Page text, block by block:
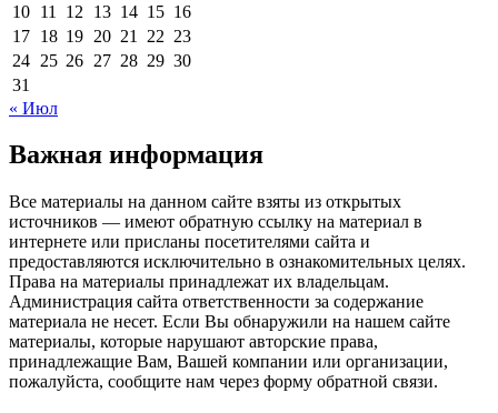
10 11 12 13 14 15 16
17 18 19 20 21 22 23
24 25 26 27 28 29 30
31
« Июл
Важная информация
Все материалы на данном сайте взяты из открытых
источников — имеют обратную ссылку на материал в
интернете или присланы посетителями сайта и
предоставляются исключительно в ознакомительных целях.
Права на материалы принадлежат их владельцам.
Администрация сайта ответственности за содержание
материала не несет. Если Вы обнаружили на нашем сайте
материалы, которые нарушают авторские права,
принадлежащие Вам, Вашей компании или организации,
пожалуйста, сообщите нам через форму обратной связи.